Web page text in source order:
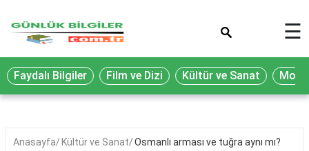
Eğitim
Ekonomi
Seyahat
☰
Faydalı Bilgiler Film ve Dizi Kültür ve Sanat
Anasayfa Kültür ve Sanat Osmanlı arması ve tuğra aynı mı?